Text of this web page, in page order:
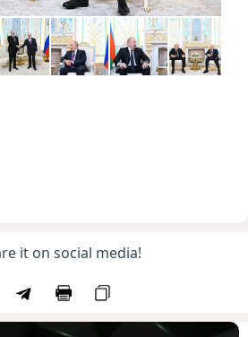
it on social media!